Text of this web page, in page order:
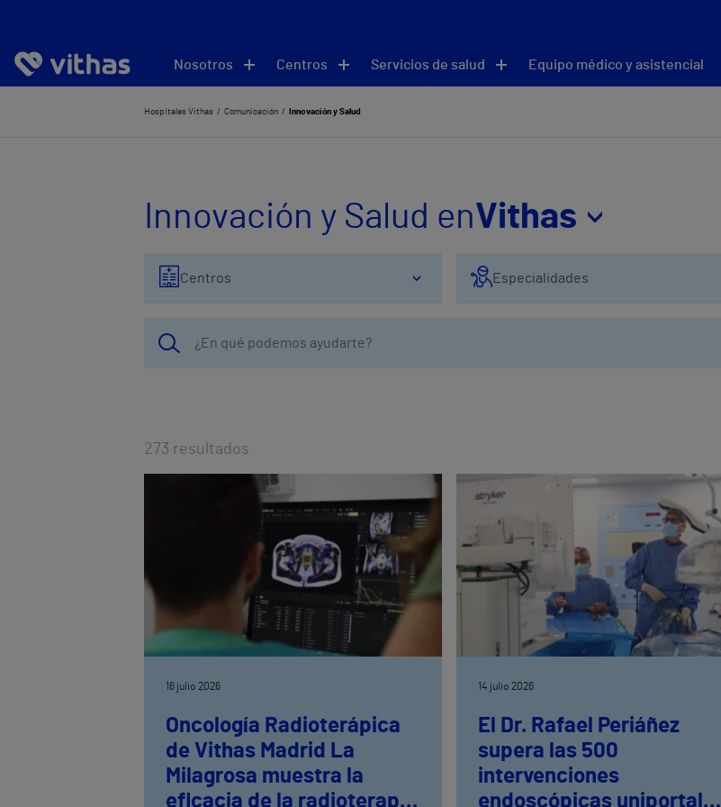
Nosotros Centros Servicios de salud Equipo médico y asistencial
Hospitales Vithas Comunicación Innovación y Salud
Innovación y Salud enVithas
Centros Especialidades
273 resultados
16 julio 2026
Oncología Radioterápica
de Vithas Madrid La
Milagrosa muestra la
eficacia de la radioterapia
14 julio 2026
El Dr. Rafael Periáñez
supera las 500
intervenciones
endoscópicas uniportales